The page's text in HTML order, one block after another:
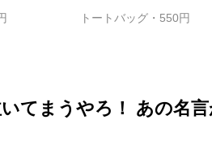
トートバッグ・550円
てまうやろ！ あの名